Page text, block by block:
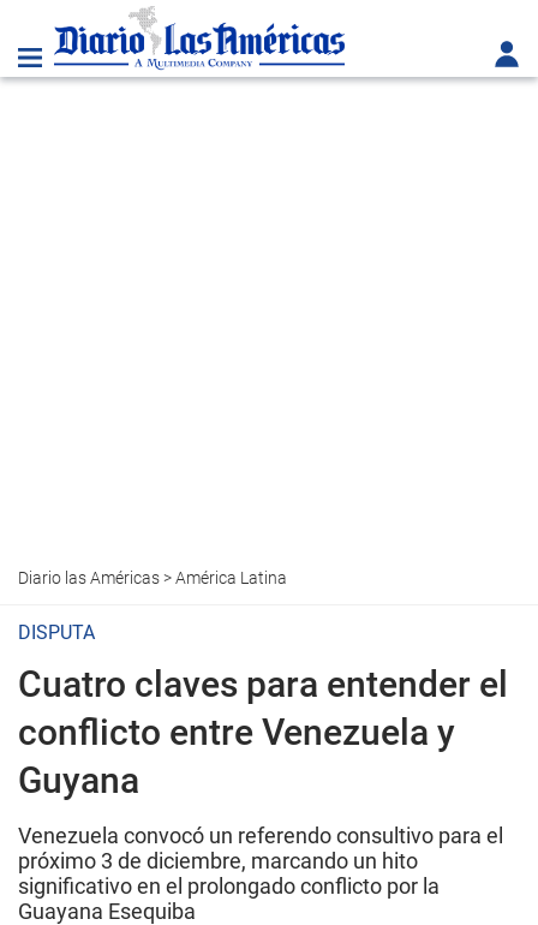
Diario las Américas>América Latina
DISPUTA
Cuatro claves para entender el
conflicto entre Venezuela y
Guyana
Venezuela convocó un referendo consultivo para el
próximo 3 de diciembre, marcando un hito
significativo en el prolongado conflicto por la
Guayana Esequiba